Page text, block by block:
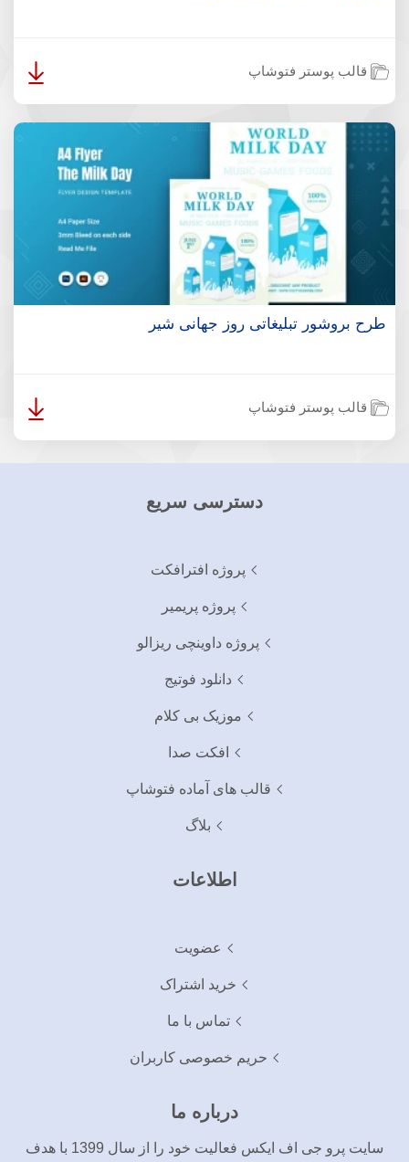
قالب پوستر فتوشاپ
طرح بروشور تبلیغاتی روز جهانی شیر
قالب پوستر فتوشاپ
دسترسی سریع
پروژه افترافکت
پروژه پریمیر
پروژه داوینچی ریزالو
دانلود فوتیج
موزیک بی کلام
افکت صدا
قالب های آماده فتوشاپ
بلاگ
اطلاعات
عضویت
خرید اشتراک
تماس با ما
حریم خصوصی کاربران
درباره ما
سایت پرو جی اف ایکس فعالیت خود را از سال 1399 با هدف